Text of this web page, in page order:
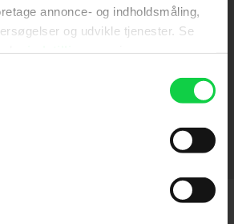
annonce- og indholdsmåling,
og udvikle tjenester. Se
fra vores
eller ved at trykke på "Privacy
oplysninger om din placering,